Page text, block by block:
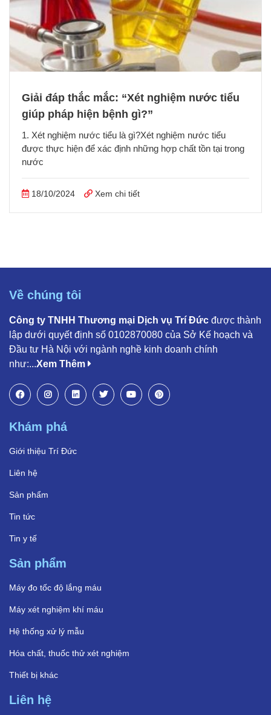
Giải đáp thắc mắc: “Xét nghiệm nước tiểu
giúp pháp hiện bệnh gì?”
1. Xét nghiệm nước tiểu là gì?Xét nghiệm nước tiểu
được thực hiện để xác định những hợp chất tồn tại trong
nước
18/10/2024 Xem chi tiết
Về chúng tôi
Công ty TNHH Thương mại Dịch vụ Trí Đức được thành
lập dưới quyết định số 0102870080 của Sở Kế hoạch và
Đầu tư Hà Nội với ngành nghề kinh doanh chính
như:...Xem Thêm
Khám phá
Giới thiệu Trí Đức
Liên hệ
Sản phẩm
Tin tức
Tin y tế
Sản phẩm
Máy đo tốc độ lắng máu
Máy xét nghiệm khí máu
Hệ thống xử lý mẫu
Hóa chất, thuốc thử xét nghiệm
Thiết bị khác
Liên hệ